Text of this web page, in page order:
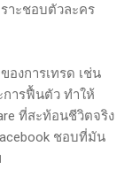
าะชอบตัวละคร
องการเทรด เช่น
การฟื้นตัว ทำให้
ที่สะท้อนชีวิตจริง
ชอบที่มัน